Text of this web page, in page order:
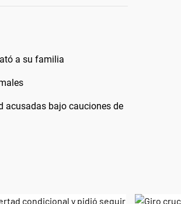
a su familia
acusadas bajo cauciones de